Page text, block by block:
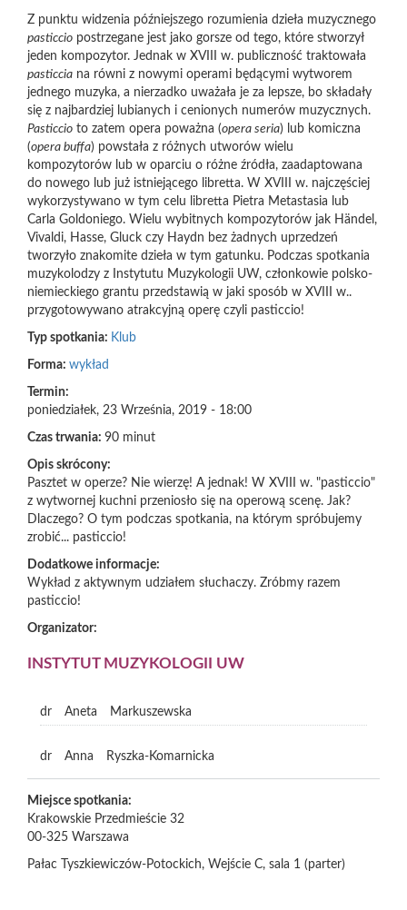
Z punktu widzenia późniejszego rozumienia dzieła muzycznego
pasticcio postrzegane jest jako gorsze od tego, które stworzył
jeden kompozytor. Jednak w XVIII w. publiczność traktowała
pasticcia na równi z nowymi operami będącymi wytworem
jednego muzyka, a nierzadko uważała je za lepsze, bo składały
się z najbardziej lubianych i cenionych numerów muzycznych.
Pasticcio to zatem opera poważna (opera seria) lub komiczna
(opera buffa) powstała z różnych utworów wielu
kompozytorów lub w oparciu o różne źródła, zaadaptowana
do nowego lub już istniejącego libretta. W XVIII w. najczęściej
wykorzystywano w tym celu libretta Pietra Metastasia lub
Carla Goldoniego. Wielu wybitnych kompozytorów jak Händel,
Vivaldi, Hasse, Gluck czy Haydn bez żadnych uprzedzeń
tworzyło znakomite dzieła w tym gatunku. Podczas spotkania
muzykolodzy z Instytutu Muzykologii UW, członkowie polsko-
niemieckiego grantu przedstawią w jaki sposób w XVIII w..
przygotowywano atrakcyjną operę czyli pasticcio!
Typ spotkania: Klub
Forma: wykład
Termin:
poniedziałek, 23 Września, 2019 - 18:00
Czas trwania: 90 minut
Opis skrócony:
Pasztet w operze? Nie wierzę! A jednak! W XVIII w. "pasticcio"
z wytwornej kuchni przeniosło się na operową scenę. Jak?
Dlaczego? O tym podczas spotkania, na którym spróbujemy
zrobić... pasticcio!
Dodatkowe informacje:
Wykład z aktywnym udziałem słuchaczy. Zróbmy razem
pasticcio!
Organizator:
INSTYTUT MUZYKOLOGII UW
dr Aneta Markuszewska
dr Anna Ryszka-Komarnicka
Miejsce spotkania:
Krakowskie Przedmieście 32
00-325 Warszawa
Pałac Tyszkiewiczów-Potockich, Wejście C, sala 1 (parter)